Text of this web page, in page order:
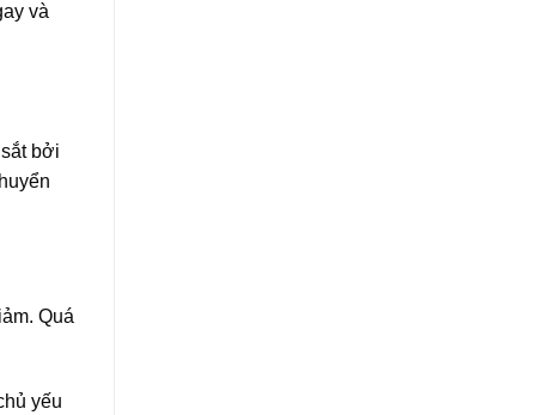
và
bởi
Quá
yếu